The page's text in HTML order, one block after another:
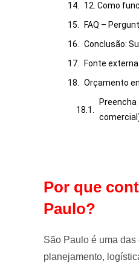
12. Como
FAQ –
Conclusão:
Fonte
Orçamento
Por que
Paulo?
São Paulo é uma
planejamento,